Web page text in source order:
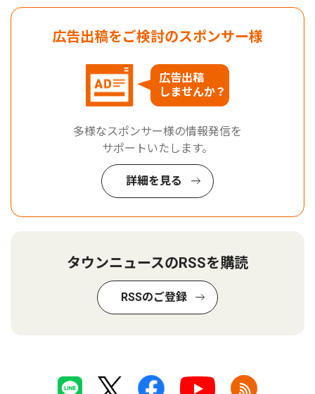
広告出稿をご検討のスポンサー様
広告出稿
しませんか？
多様なスポンサー様の情報発信を
サポートいたします。
詳細を見る
タウンニュースのRSSを購読
RSSのご登録